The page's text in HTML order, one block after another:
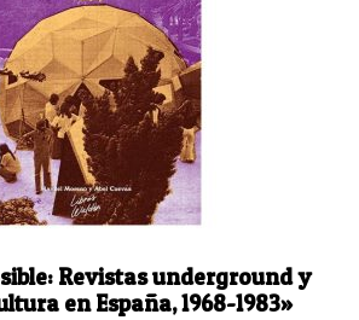
Revistas underground y
en España, 1968-1983»